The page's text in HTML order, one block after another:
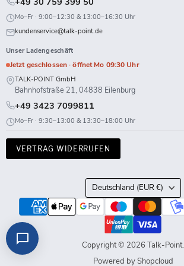
Mo–Fr · 9:00–12:30 & 13:00–16:30 Uhr
kundenservice@talk-point.de
Unser Ladengeschäft
Jetzt geschlossen · öffnet Mo 09:30 Uhr
TALK-POINT GmbH
Bahnhofstraße 21, 04838 Eilenburg
+49 3423 7099811
Mo–Fr · 9:30–13:00 & 13:30–18:00 Uhr
VERTRAG WIDERRUFEN
Land
Deutschland (EUR €)
Copyright © 2026 Talk-Point.
Powered by Shopcloud